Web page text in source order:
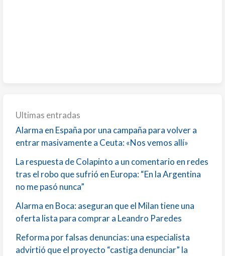
Ultimas entradas
Alarma en España por una campaña para volver a
entrar masivamente a Ceuta: «Nos vemos allí»
La respuesta de Colapinto a un comentario en redes
tras el robo que sufrió en Europa: “En la Argentina
no me pasó nunca”
Alarma en Boca: aseguran que el Milan tiene una
oferta lista para comprar a Leandro Paredes
Reforma por falsas denuncias: una especialista
advirtió que el proyecto “castiga denunciar” la